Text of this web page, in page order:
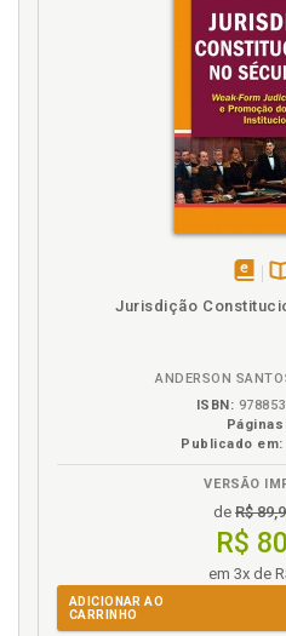
Jurisdição
ANDERSON
ISBN:
Publicado em:
VERSÃO
de R$
R$
em 3x de
ADICIONAR AO
CARRINHO